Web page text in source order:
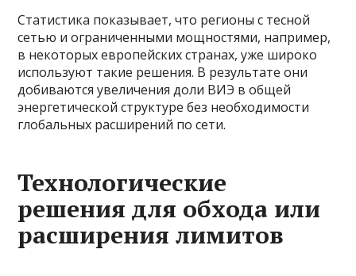
Статистика показывает, что регионы с тесной
сетью и ограниченными мощностями, например,
в некоторых европейских странах, уже широко
используют такие решения. В результате они
добиваются увеличения доли ВИЭ в общей
энергетической структуре без необходимости
глобальных расширений по сети.
Технологические
решения для обхода или
расширения лимитов